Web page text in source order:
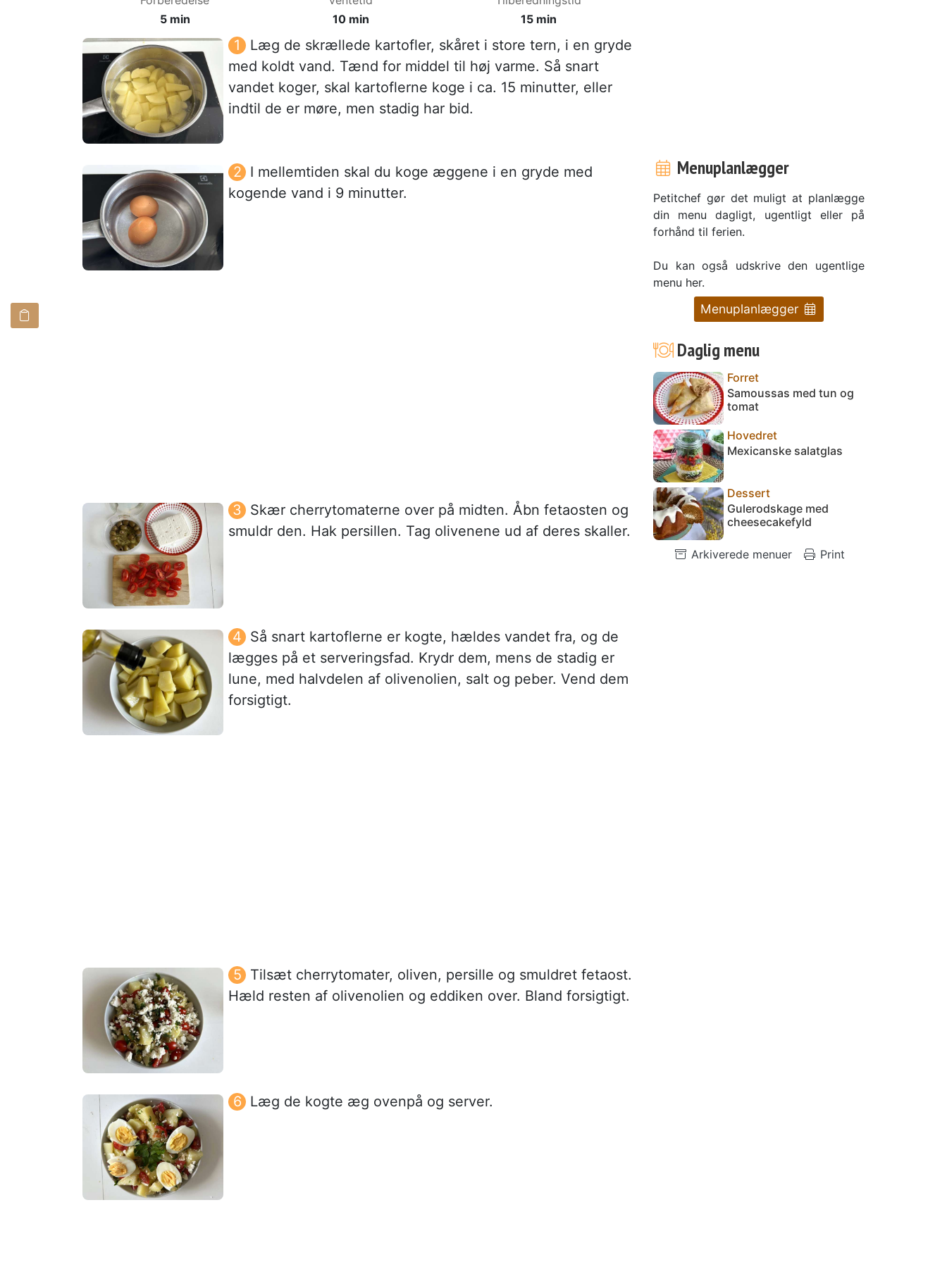
5 min
10 min
15 min
Læg de skrællede kartofler, skåret i store tern, i en gryde
med koldt vand. Tænd for middel til høj varme. Så snart
vandet koger, skal kartoflerne koge i ca. 15 minutter, eller
indtil de er møre, men stadig har bid.
I mellemtiden skal du koge æggene i en gryde med
kogende vand i 9 minutter.
Skær cherrytomaterne over på midten. Åbn fetaosten og
smuldr den. Hak persillen. Tag olivenene ud af deres skaller.
Så snart kartoflerne er kogte, hældes vandet fra, og de
lægges på et serveringsfad. Krydr dem, mens de stadig er
lune, med halvdelen af olivenolien, salt og peber. Vend dem
forsigtigt.
Tilsæt cherrytomater, oliven, persille og smuldret fetaost.
Hæld resten af olivenolien og eddiken over. Bland forsigtigt.
Læg de kogte æg ovenpå og server.
Menuplanlægger
Petitchef gør det muligt at planlægge
din menu dagligt, ugentligt eller på
forhånd til ferien.
Du kan også udskrive den ugentlige
menu her.
Menuplanlægger
Daglig menu
Forret
Samoussas med tun og
tomat
Hovedret
Mexicanske salatglas
Dessert
Gulerodskage med
cheesecakefyld
Arkiverede menuer Print